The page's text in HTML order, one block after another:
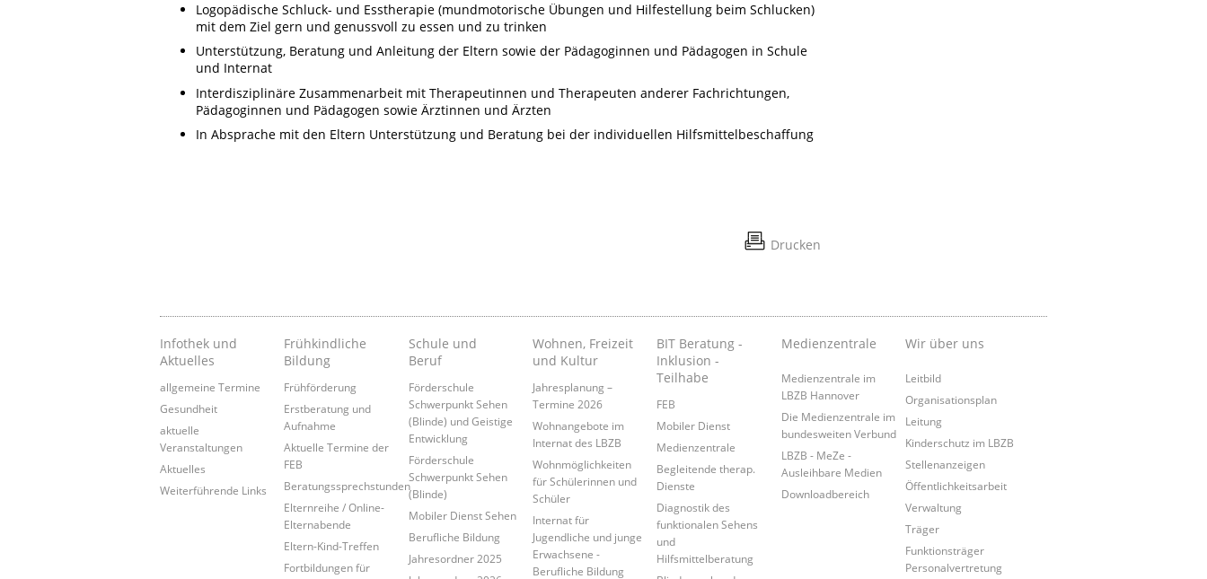
Logopädische Schluck- und Esstherapie (mundmotorische Übungen und Hilfestellung beim Schlucken)
mit dem Ziel gern und genussvoll zu essen und zu trinken
Unterstützung, Beratung und Anleitung der Eltern sowie der Pädagoginnen und Pädagogen in Schule
und Internat
Interdisziplinäre Zusammenarbeit mit Therapeutinnen und Therapeuten anderer Fachrichtungen,
Pädagoginnen und Pädagogen sowie Ärztinnen und Ärzten
In Absprache mit den Eltern Unterstützung und Beratung bei der individuellen Hilfsmittelbeschaffung
Drucken
Infothek und
Aktuelles
allgemeine Termine
Gesundheit
aktuelle
Veranstaltungen
Aktuelles
Weiterführende Links
Frühkindliche
Bildung
Frühförderung
Erstberatung und
Aufnahme
Aktuelle Termine der
FEB
Beratungssprechstunden
Elternreihe / Online-
Elternabende
Eltern-Kind-Treffen
Fortbildungen für
Schule und
Beruf
Förderschule
Schwerpunkt Sehen
(Blinde) und Geistige
Entwicklung
Förderschule
Schwerpunkt Sehen
(Blinde)
Mobiler Dienst Sehen
Berufliche Bildung
Jahresordner 2025
Wohnen, Freizeit
und Kultur
Jahresplanung –
Termine 2026
Wohnangebote im
Internat des LBZB
Wohnmöglichkeiten
für Schülerinnen und
Schüler
Internat für
Jugendliche und junge
Erwachsene -
Berufliche Bildung
BIT Beratung -
Inklusion -
Teilhabe
FEB
Mobiler Dienst
Medienzentrale
Begleitende therap.
Dienste
Diagnostik des
funktionalen Sehens
und
Hilfsmittelberatung
Medienzentrale
Medienzentrale im
LBZB Hannover
Die Medienzentrale im
bundesweiten Verbund
LBZB - MeZe -
Ausleihbare Medien
Downloadbereich
Wir über uns
Leitbild
Organisationsplan
Leitung
Kinderschutz im LBZB
Stellenanzeigen
Öffentlichkeitsarbeit
Verwaltung
Träger
Funktionsträger
Personalvertretung